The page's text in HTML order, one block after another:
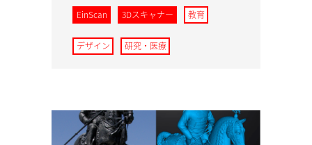
EinScan 3Dスキャナー 教育
デザイン 研究・医療